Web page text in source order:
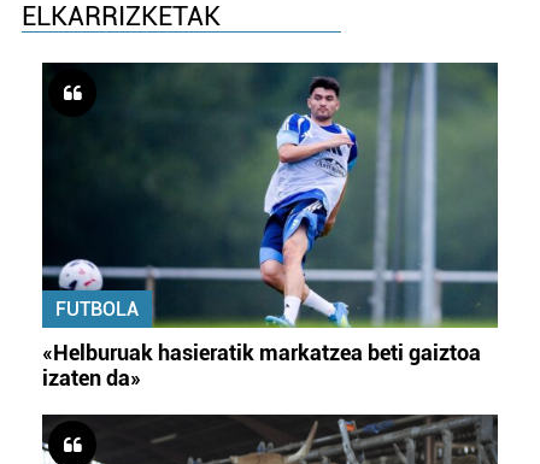
ELKARRIZKETAK
FUTBOLA
«Helburuak hasieratik markatzea beti gaiztoa
izaten da»